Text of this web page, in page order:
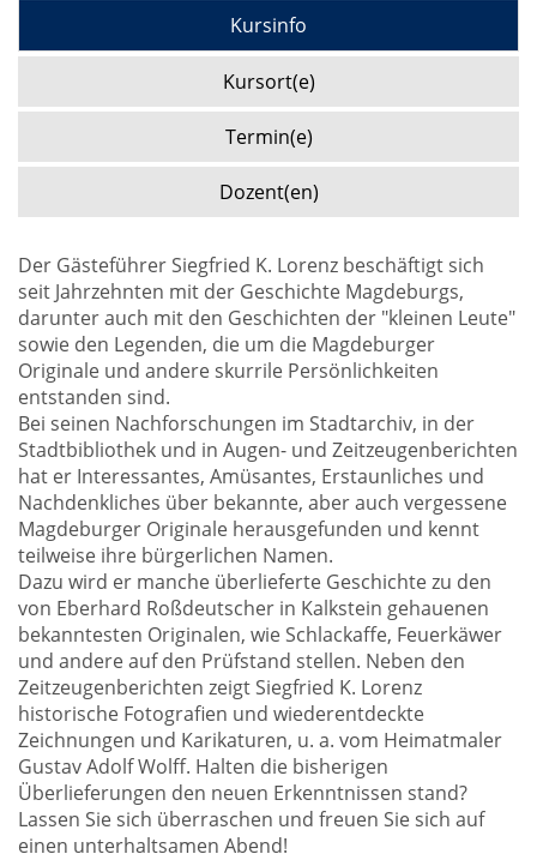
Kursinfo
Kursort(e)
Termin(e)
Dozent(en)
Der Gästeführer Siegfried K. Lorenz beschäftigt sich
seit Jahrzehnten mit der Geschichte Magdeburgs,
darunter auch mit den Geschichten der "kleinen Leute"
sowie den Legenden, die um die Magdeburger
Originale und andere skurrile Persönlichkeiten
entstanden sind.
Bei seinen Nachforschungen im Stadtarchiv, in der
Stadtbibliothek und in Augen- und Zeitzeugenberichten
hat er Interessantes, Amüsantes, Erstaunliches und
Nachdenkliches über bekannte, aber auch vergessene
Magdeburger Originale herausgefunden und kennt
teilweise ihre bürgerlichen Namen.
Dazu wird er manche überlieferte Geschichte zu den
von Eberhard Roßdeutscher in Kalkstein gehauenen
bekanntesten Originalen, wie Schlackaffe, Feuerkäwer
und andere auf den Prüfstand stellen. Neben den
Zeitzeugenberichten zeigt Siegfried K. Lorenz
historische Fotografien und wiederentdeckte
Zeichnungen und Karikaturen, u. a. vom Heimatmaler
Gustav Adolf Wolff. Halten die bisherigen
Überlieferungen den neuen Erkenntnissen stand?
Lassen Sie sich überraschen und freuen Sie sich auf
einen unterhaltsamen Abend!